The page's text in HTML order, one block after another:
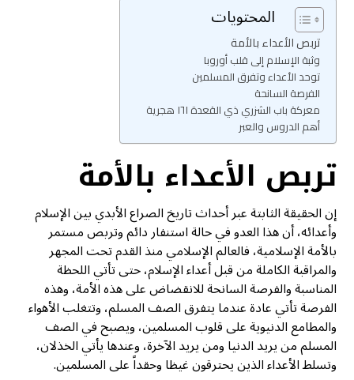
المحتويات
تربص الأعداء بالأمة
وثبة الإسلام إلى قلب أوروبا
توحد الأعداء وتفرق المسلمين
الفرصة السانحة
معركة باب الشزري ذي القعدة ١٦١ هجرية
أهم الدروس والعبر
تربص الأعداء بالأمة
إن الحقيقة الثابتة عبر أحداث تاريخ الصراع الأبدي بين الإسلام
وأعدائه، أن هذا العدو في حالة استنفار دائم وتربص مستمر
بالأمة الإسلامية، فالعالم الإسلامي منذ القدم تحت المجهر
والمراقبة الكاملة من قبل أعداء الإسلام، حتى تأتي اللحظة
المناسبة والفرصة السانحة للانقضاض على هذه الأمة، وهذه
الفرصة تأتي عادة عندما يتفرق الصف المسلم، وتتغلب الأهواء
والمطامع الدنيوية على قلوب المسلمين، ويصبح في الصف
المسلم من يريد الدنيا ومن يريد الآخرة، وعندها يأتي الخذلان،
وتسلط الأعداء الذين يحترقون غيظا وحقداً على المسلمين.